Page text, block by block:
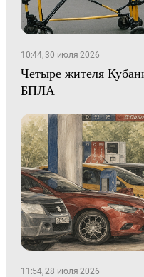
10:44, 30 июля 2026
Четыре жителя
БПЛА
11:54, 28 июля 2026